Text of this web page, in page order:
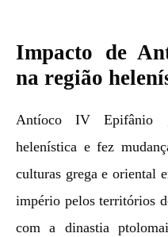
Impacto de
na região
Antíoco IV Epifânio
helenística e fez
culturas grega e oriental
império pelos territórios
com a dinastia